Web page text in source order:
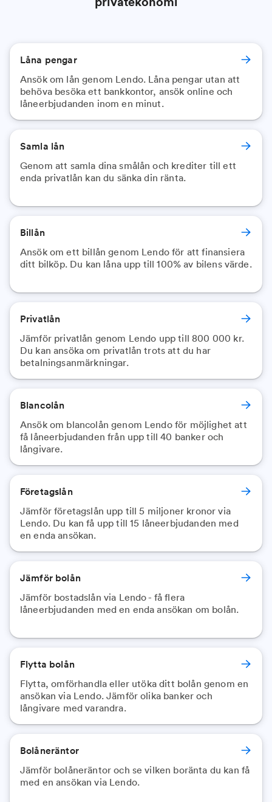
Låna pengar
Ansök om lån genom Lendo. Låna pengar utan att
behöva besöka ett bankkontor, ansök online och
låneerbjudanden inom en minut.
Samla lån
Genom att samla dina smålån och krediter till ett
enda privatlån kan du sänka din ränta.
Billån
Ansök om ett billån genom Lendo för att finansiera
ditt bilköp. Du kan låna upp till 100% av bilens värde.
Privatlån
Jämför privatlån genom Lendo upp till 800 000 kr.
Du kan ansöka om privatlån trots att du har
betalningsanmärkningar.
Blancolån
Ansök om blancolån genom Lendo för möjlighet att
få låneerbjudanden från upp till 40 banker och
långivare.
Företagslån
Jämför företagslån upp till 5 miljoner kronor via
Lendo. Du kan få upp till 15 låneerbjudanden med
en enda ansökan.
Jämför bolån
Jämför bostadslån via Lendo - få flera
låneerbjudanden med en enda ansökan om bolån.
Flytta bolån
Flytta, omförhandla eller utöka ditt bolån genom en
ansökan via Lendo. Jämför olika banker och
långivare med varandra.
Bolåneräntor
Jämför bolåneräntor och se vilken boränta du kan få
med en ansökan via Lendo.